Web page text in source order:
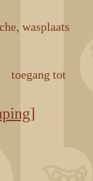
wasplaats
tot